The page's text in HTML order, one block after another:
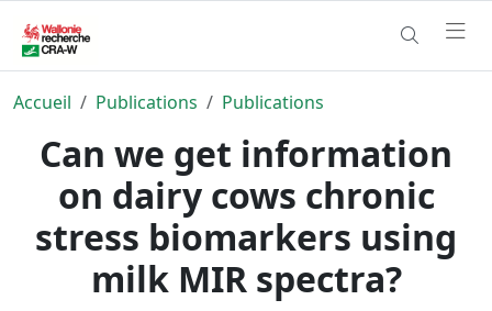
Accueil Publications Publications
Can we get information
on dairy cows chronic
stress biomarkers using
milk MIR spectra?